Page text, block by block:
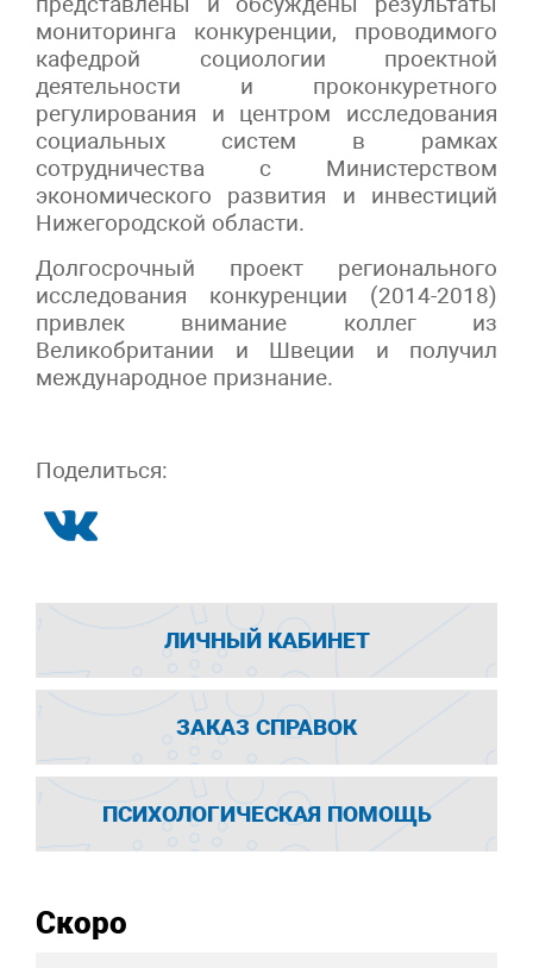
мониторинга конкуренции, проводимого
кафедрой социологии проектной
деятельности и проконкуретного
регулирования и центром исследования
социальных систем в рамках
сотрудничества с Министерством
экономического развития и инвестиций
Нижегородской области.
Долгосрочный проект регионального
исследования конкуренции (2014-2018)
привлек внимание коллег из
Великобритании и Швеции и получил
международное признание.
Поделиться:
ЛИЧНЫЙ КАБИНЕТ
ЗАКАЗ СПРАВОК
ПСИХОЛОГИЧЕСКАЯ ПОМОЩЬ
Скоро